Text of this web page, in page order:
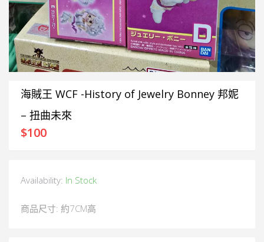
海賊王 WCF -History of Jewelry Bonney 邦妮
– 扭曲未來
$100
Availability: In Stock
商品尺寸: 約7CM高